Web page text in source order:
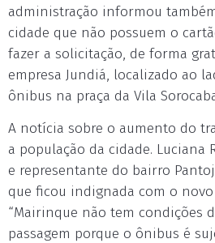
administração informou
cidade que não possuem o
fazer a solicitação, de forma
empresa Jundiá, localizado ao
ônibus na praça da Vila
A notícia sobre o aumento do
a população da cidade. Luciana
e representante do bairro
que ficou indignada com o
“Mairinque não tem condições
passagem porque o ônibus é